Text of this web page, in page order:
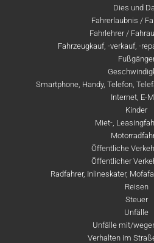
Dies und
Fahrerlaubnis /
Fahrlehrer /
Fahrzeugkauf, -verkauf, -
Smartphone, Handy, Telefon,
Internet, E-
Kinder
Miet-,
Öffentliche
Öffentlicher
Radfahrer, Inlineskater,
Reisen
Steuer
Unfälle
Unfälle mit/
Verhalten im